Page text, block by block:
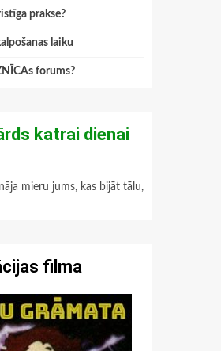
prakse?
laiku
forums?
katrai dienai
mieru jums, kas bijāt tālu,
filma